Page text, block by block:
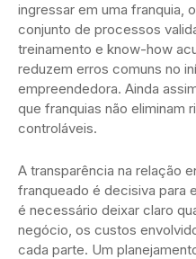
ingressar em uma franquia,
conjunto de processos
treinamento e know-how
reduzem erros comuns no
empreendedora. Ainda
que franquias não eliminam
controláveis.
A transparência na relação
franqueado é decisiva para
é necessário deixar claro
negócio, os custos
cada parte. Um